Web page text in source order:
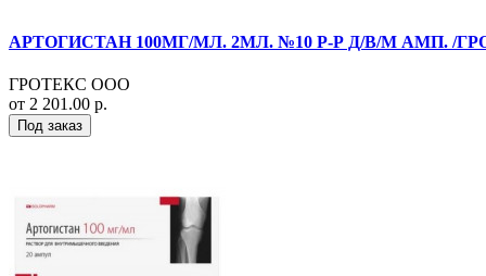
АРТОГИСТАН 100МГ/МЛ. 2МЛ. №10 Р-Р Д/В/М АМП. /
ГРОТЕКС ООО
от 2 201.00 р.
Под заказ